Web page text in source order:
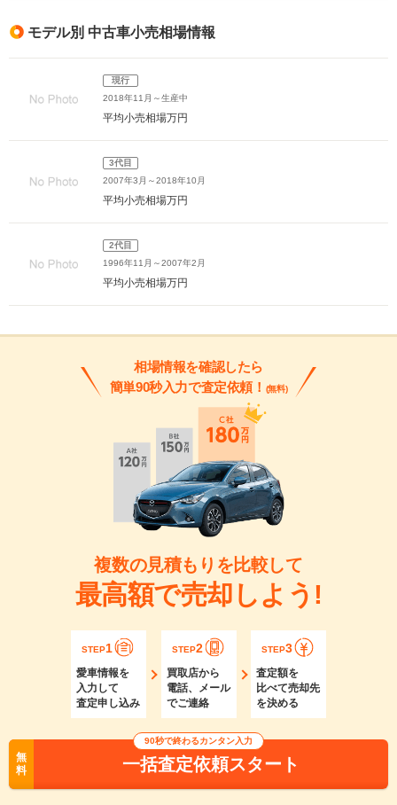
モデル別 中古車小売相場情報
現行
2018年11月～生産中
平均小売相場万円
3代目
2007年3月～2018年10月
平均小売相場万円
2代目
1996年11月～2007年2月
平均小売相場万円
相場情報を確認したら
簡単90秒入力で査定依頼！ (無料)
複数の見積もりを比較して
最高額で売却しよう!
STEP1
愛車情報を
入力して
査定申し込み
STEP2
買取店から
電話、メール
でご連絡
STEP3
査定額を
比べて売却先
を決める
無
料
90秒で終わるカンタン入力
一括査定依頼スタート